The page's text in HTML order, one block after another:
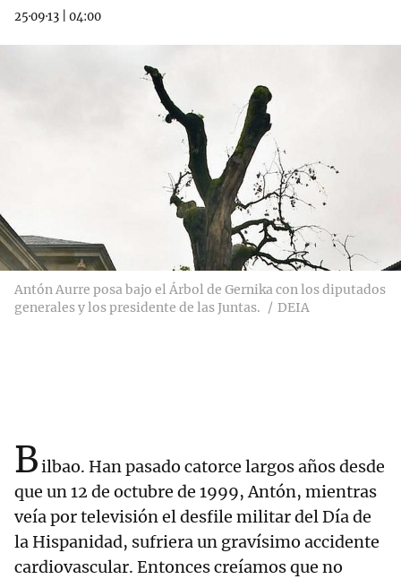
25·09·13
04:00
Antón Aurre posa bajo el Árbol de Gernika con los diputados
generales y los presidente de las Juntas.
DEIA
Bilbao. Han pasado catorce largos años desde
que un 12 de octubre de 1999, Antón, mientras
veía por televisión el desfile militar del Día de
la Hispanidad, sufriera un gravísimo accidente
cardiovascular. Entonces creíamos que no